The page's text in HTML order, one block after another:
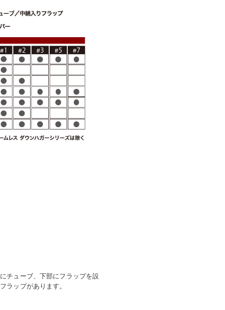
チューブ、下部にフラップを設
ラップがあります。